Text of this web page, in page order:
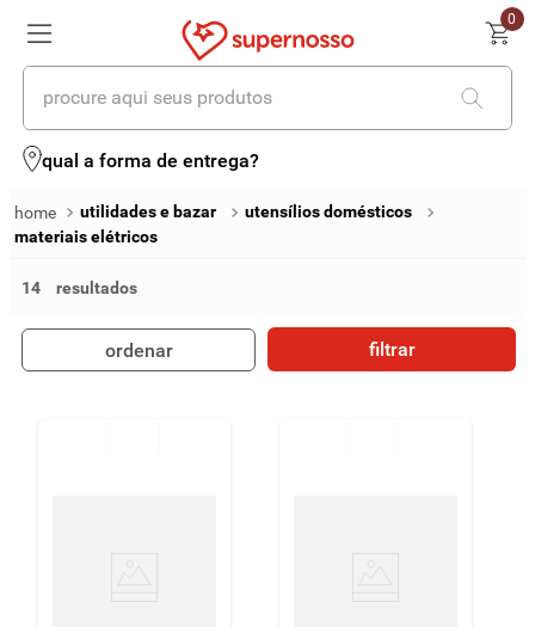
0
procure aqui seus produtos
qual a forma de entrega?
utilidades e bazar
utensílios domésticos
materiais elétricos
14
ordenar filtrar
termos mais buscados
2º leite
3º cafe
iogurte
detergente